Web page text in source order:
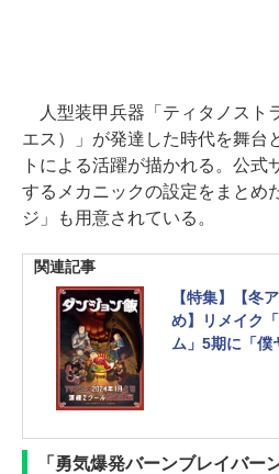
人型装甲兵器「ティタノスト
エス）」が発達した時代を舞台
トによる活躍が描かれる。公式
するメカニックの設定をまとめ
ジ」も用意されている。
関連記事
【特集】【冬
め】リメイク
ム」5期に「僕
「勇気爆発バーンブレイバー